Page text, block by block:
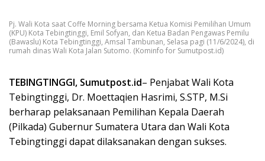
Pj. Wali Kota saat Coffe Morning bersama Ketua Komisi Pemilihan Umum
(KPU) Kota Tebingtinggi, Emil Sofyan, dan Ketua Badan Pengawas Pemilu
(Bawaslu) Kota Tebingtinggi, Amsal Tambunan, Selasa pagi (11/6/2024), di
rumah dinas Wali Kota Jalan Sutomo. (Kominfo for Sumutpost.id)
TEBINGTINGGI, Sumutpost.id– Penjabat Wali Kota
Tebingtinggi, Dr. Moettaqien Hasrimi, S.STP, M.Si
berharap pelaksanaan Pemilihan Kepala Daerah
(Pilkada) Gubernur Sumatera Utara dan Wali Kota
Tebingtinggi dapat dilaksanakan dengan sukses.